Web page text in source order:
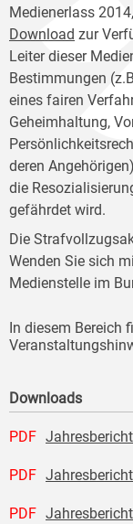
Medienerlass
Download zur
Leiter dieser
Bestimmungen
eines fairen
Geheimhaltung,
deren
die
gefährdet wird.
Die
Wenden Sie sich
Medienstelle im
In diesem Bereich
Downloads
PDF
PDF
PDF